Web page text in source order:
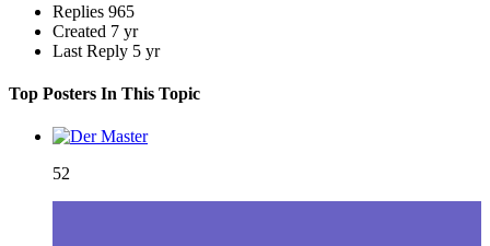
Replies 965
Created 7 yr
Last Reply 5 yr
Top Posters In This Topic
52